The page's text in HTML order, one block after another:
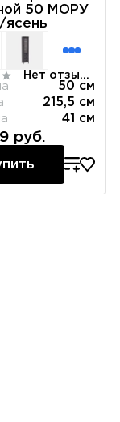
50 МОРУ
ясень
Нет отзывов
50 см
215,5 см
41 см
руб.